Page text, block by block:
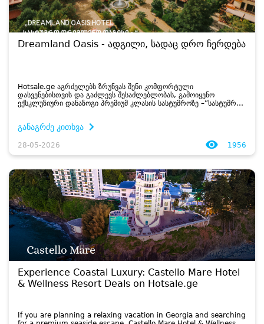
Dreamland Oasis - ადგილი, სადაც დრო ჩერდება
Hotsale.ge აგრძელებს ზრუნვას შენი კომფორტული
დასვენებისთვის და გაძლევს შესაძლებლობას, გამოიყენო
ექსკლუზიური დანაზოგი პრემიუმ კლასის სასტუმროზე –”სასტუმრო
განაგრძე კითხვა
28-05-2026 1956
Experience Coastal Luxury: Castello Mare Hotel
& Wellness Resort Deals on Hotsale.ge
If you are planning a relaxing vacation in Georgia and searching